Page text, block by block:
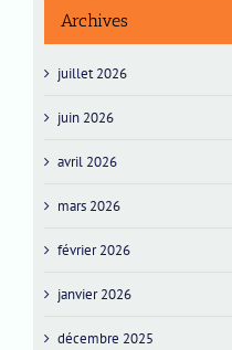
Archives
juillet 2026
juin 2026
avril 2026
mars 2026
février 2026
janvier 2026
décembre 2025